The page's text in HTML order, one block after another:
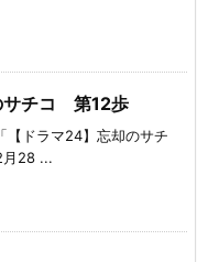
サチコ 第12歩
【ドラマ24】忘却のサチ
28 ...